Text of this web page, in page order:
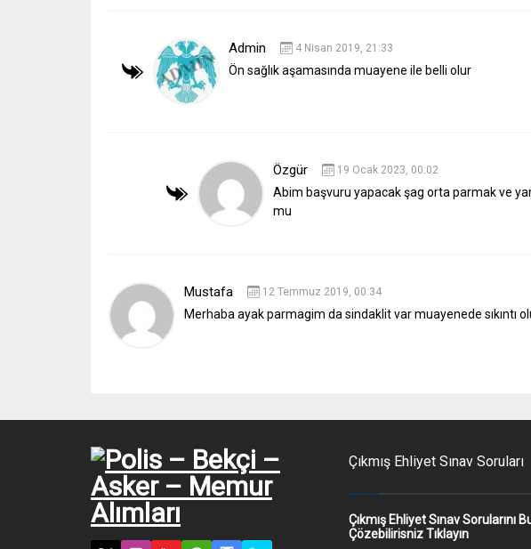
Admin 4 Nisan 2019, 21:33
Ön sağlık aşamasında muayene ile belli olur
Özgür 19 Ocak 2023, 00:02
Abim başvuru yapacak şag orta parmak ve
mu
Mustafa 12 Temmuz 2019, 00:34
Merhaba ayak parmagim da sindaklit var muayenede sıkıntı
Çıkmış Ehliyet Sınav Soruları
Çıkmış Ehliyet Sınav Sorularını
Çözebilirisniz Tıklayın